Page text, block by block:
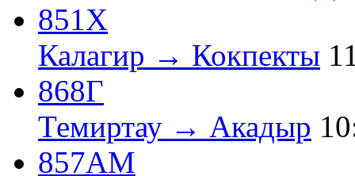
851Х
Калагир → Кокпекты
868Г
Темиртау → Акадыр
857АМ